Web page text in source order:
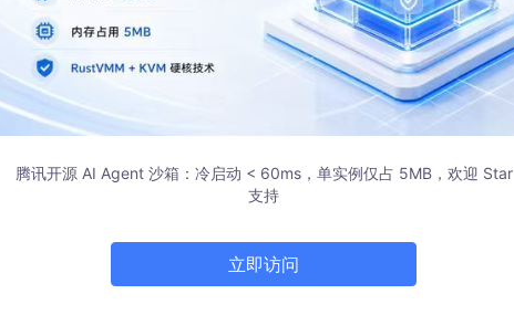
腾讯开源 AI Agent 沙箱：冷启动 < 60ms，单实例仅占 5MB，欢迎 Star
支持
立即访问